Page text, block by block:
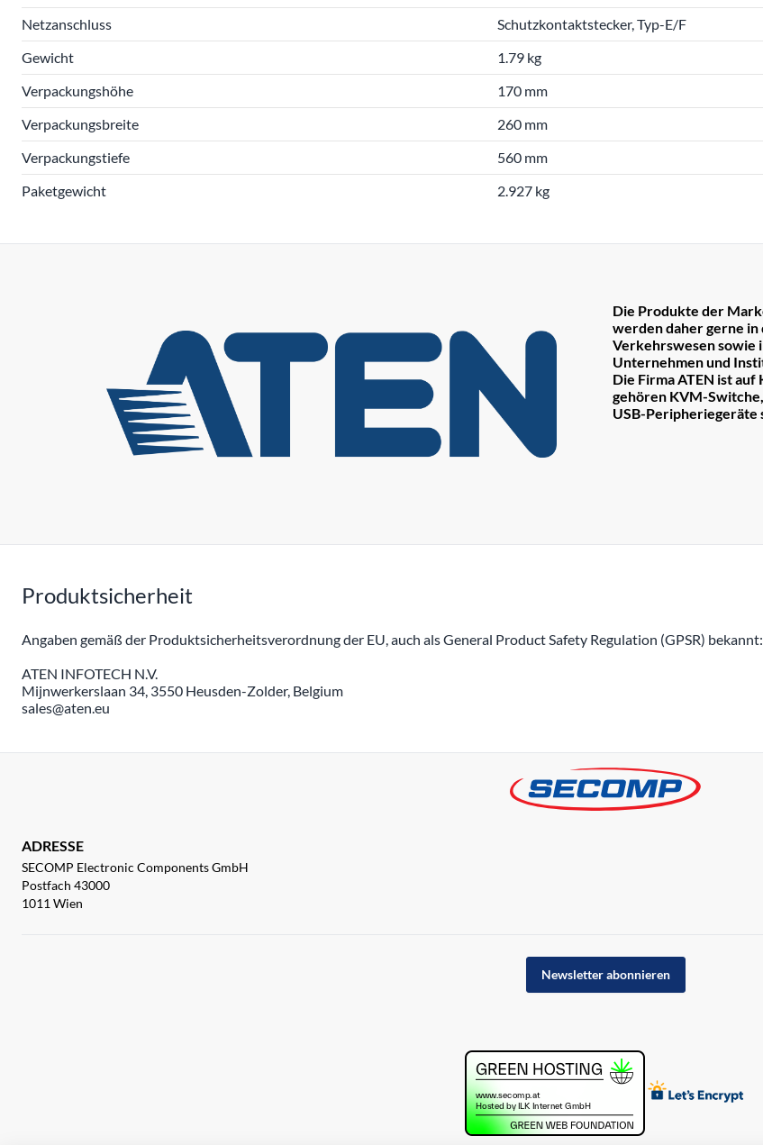
Netzanschluss
Schutzkontaktstecker, Typ-E/F
Gewicht
1.79 kg
Verpackungshöhe
170 mm
Verpackungsbreite
260 mm
Verpackungstiefe
560 mm
Paketgewicht
2.927 kg
Die Produkte der
werden daher gerne in
Verkehrswesen sowie
Unternehmen und
Die Firma ATEN ist
gehören KVM-
USB-
Produktsicherheit
Angaben gemäß der Produktsicherheitsverordnung der EU, auch als General Product Safety Regulation (GPSR) bekannt:
ATEN INFOTECH N.V.
Mijnwerkerslaan 34, 3550 Heusden-Zolder, Belgium
sales@aten.eu
ADRESSE
SECOMP Electronic Components GmbH
Postfach 43000
1011 Wien
Newsletter abonnieren